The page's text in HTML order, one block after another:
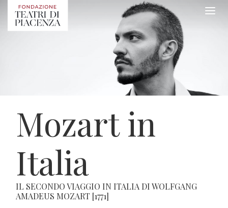
Mozart in
Italia
IL SECONDO VIAGGIO IN ITALIA DI WOLFGANG
AMADEUS MOZART [1771]